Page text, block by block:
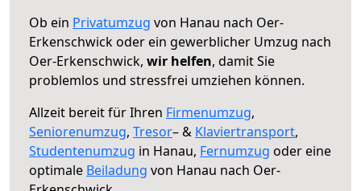
Ob ein Privatumzug von Hanau nach Oer-
Erkenschwick oder ein gewerblicher Umzug nach
Oer-Erkenschwick, wir helfen, damit Sie
problemlos und stressfrei umziehen können.
Allzeit bereit für Ihren Firmenumzug,
Seniorenumzug, Tresor– & Klaviertransport,
Studentenumzug in Hanau, Fernumzug oder eine
optimale Beiladung von Hanau nach Oer-